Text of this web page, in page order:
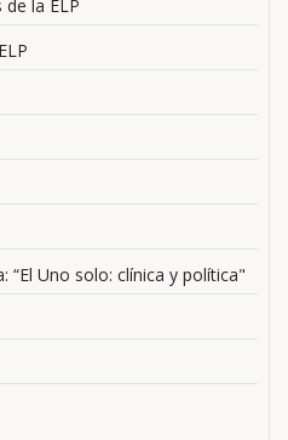
de la ELP
“El Uno solo: clínica y política"